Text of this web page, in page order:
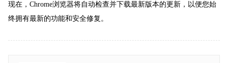
现在，Chrome浏览器将自动检查并下载最新版本的更新，以便您始
终拥有最新的功能和安全修复。